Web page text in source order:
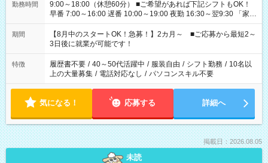
勤務時間
9:00～18:00（休憩60分） ■ご希望があれば下記シフトもOK！
早番 7:00～16:00 遅番 10:00～19:00 夜勤 16:30～翌9:30 「家族
と休みを合わせたい」 「余裕を持って夕飯の準備がしたい」
「できれば残業はしたくない」 など、ご希望を教えてください
ね。 ※Wワーク希望の方へ 今ご覧のお仕事で希望する勤務時間
と、もう1つのお仕事の勤務時間。 合計で週40時間を超える場
合は応募できません。
期間
【8月中のスタートOK！急募！】2カ月～ ■ご応募から最短2～
3日後に就業が可能です！
特徴 履歴書不要 / 40～50代活躍中 / 服装自由 / シフト勤務 / 10名以
上の大量募集 / 電話対応なし / パソコンスキル不要
気になる！ 応募する 詳細へ
掲載日：2026.08.05
未読